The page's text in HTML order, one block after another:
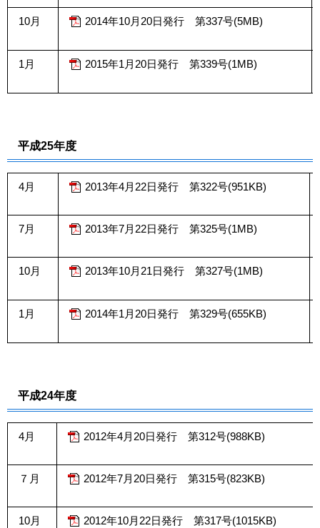
10月 2014年10月20日発行 第337号(5MB)
1月 2015年1月20日発行 第339号(1MB)
平成25年度
4月 2013年4月22日発行 第322号(951KB)
7月 2013年7月22日発行 第325号(1MB)
10月 2013年10月21日発行 第327号(1MB)
1月 2014年1月20日発行 第329号(655KB)
平成24年度
4月 2012年4月20日発行 第312号(988KB)
７月 2012年7月20日発行 第315号(823KB)
10月 2012年10月22日発行 第317号(1015KB)